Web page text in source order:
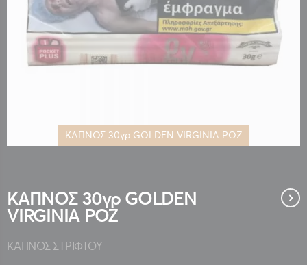
ΚΑΠΝΟΣ 30γρ GOLDEN VIRGINIA ΡΟΖ
της
συλλογής
εικόνων
ΚΑΠΝΟΣ 30γρ GOLDEN
VIRGINIA ΡΟΖ
ΚΑΠΝΟΣ ΣΤΡΙΦΤΟΥ